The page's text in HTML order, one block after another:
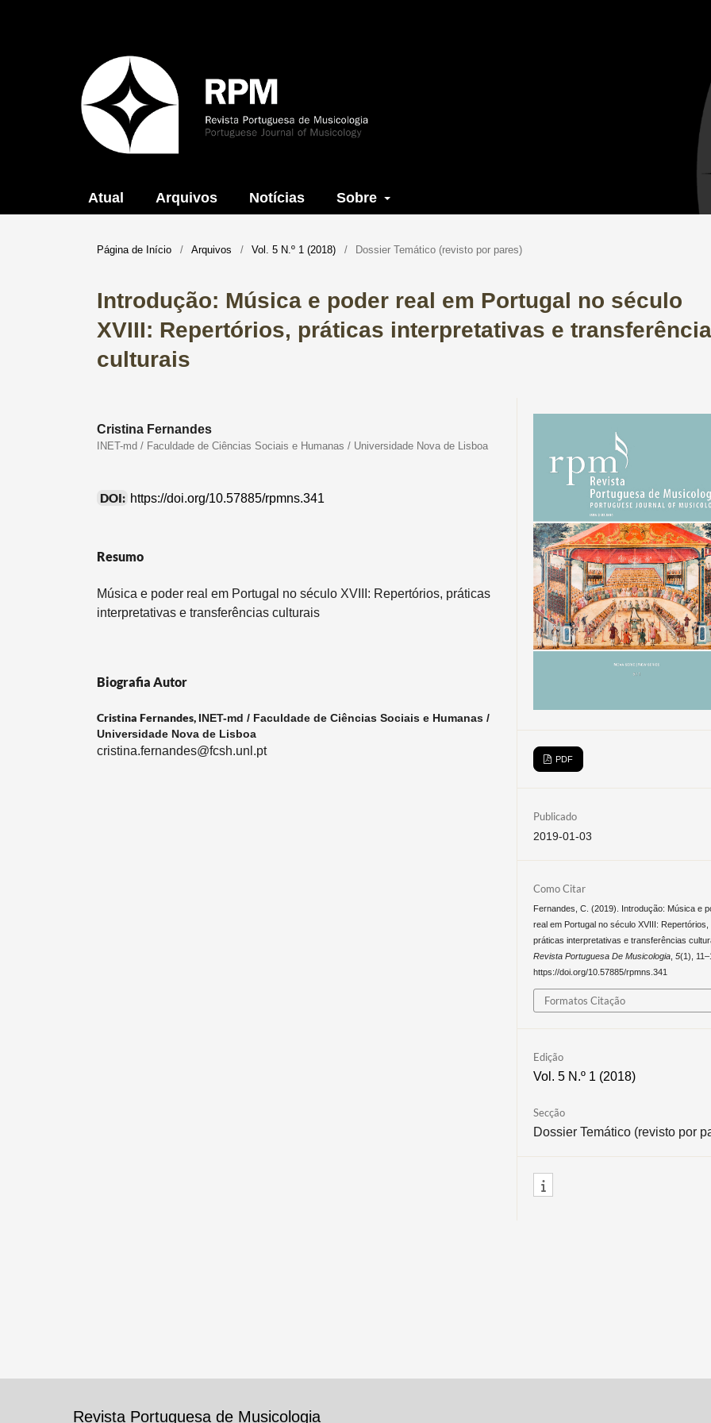
Atual Arquivos Notícias Sobre
Página de Início / Arquivos / Vol. 5 N.º 1 (2018) / Dossier Temático (revisto por pares)
Introdução: Música e poder real em Portugal no século
XVIII: Repertórios, práticas interpretativas e
culturais
Cristina Fernandes
INET-md / Faculdade de Ciências Sociais e Humanas / Universidade Nova de Lisboa
DOI: https://doi.org/10.57885/rpmns.341
Resumo
Música e poder real em Portugal no século XVIII: Repertórios, práticas
interpretativas e transferências culturais
Biografia Autor
Cristina Fernandes, INET-md / Faculdade de Ciências Sociais e Humanas /
Universidade Nova de Lisboa
cristina.fernandes@fcsh.unl.pt
PDF
Publicado
2019-01-03
Como Citar
Fernandes, C. (2019). Introdução: Música e
real em Portugal no século XVIII: Repertórios,
práticas interpretativas e transferências
Revista Portuguesa De Musicologia ,5(1),
https://doi.org/10.57885/rpmns.341
Formatos Citação
Edição
Vol. 5 N.º 1 (2018)
Secção
Dossier Temático (revisto por
Revista Portuguesa de Musicologia